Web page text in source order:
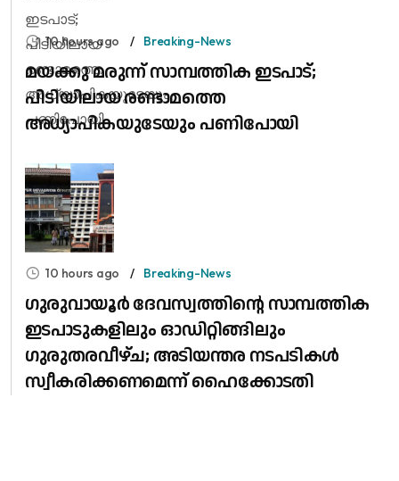
10 hours ago Breaking-News
മയക്കു മരുന്ന് സാമ്പത്തിക ഇടപാട്;
പിടിയിലായ രണ്ടാമത്തെ
അധ്യാപികയുടേയും പണിപോയി
10 hours ago Breaking-News
ഗുരുവായൂർ ദേവസ്വത്തിന്റെ സാമ്പത്തിക
ഇടപാടുകളിലും ഓഡിറ്റിങ്ങിലും ​
ഗുരുതരവീഴ്ച; അടിയന്തര നടപടികൾ
സ്വീകരിക്കണമെന്ന് ഹൈക്കോടതി